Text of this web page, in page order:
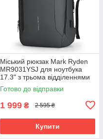
Міський рюкзак Mark Ryden
MR9031YSJ для ноутбука
17.3" з трьома відділеннями
(Сірий)
Готово до відправки
1 999 ₴ 2 595 ₴
Купити